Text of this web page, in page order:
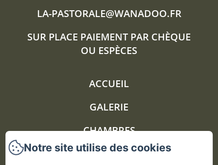
LA-PASTORALE@WANADOO.FR
SUR PLACE PAIEMENT PAR CHÈQUE
OU ESPÈCES
ACCUEIL
GALERIE
CHAMBRES
AUTOUR
Notre site utilise des cookies